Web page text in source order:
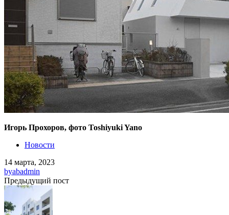
Игорь Прохоров, фото Toshiyuki Yano
Новости
14 марта, 2023
byabadmin
Предыдущий пост